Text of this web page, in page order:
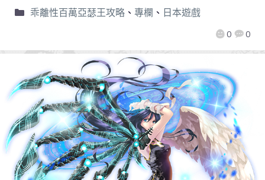
0 0
乖離性百萬亞瑟王攻略、 專欄 、 日本遊戲